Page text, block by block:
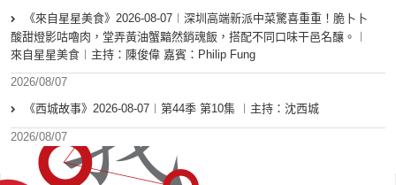
《來自星星美食》2026-08-07︱深圳高端新派中菜驚喜重重！脆卜卜
酸甜燈影咕嚕肉，堂弄黃油蟹黯然銷魂飯，搭配不同口味干邑名釀。︱
來自星星美食︱主持：陳俊偉 嘉賓：Philip Fung
2026/08/07
《西城故事》2026-08-07︱第44季 第10集 ︱主持：沈西城
2026/08/07